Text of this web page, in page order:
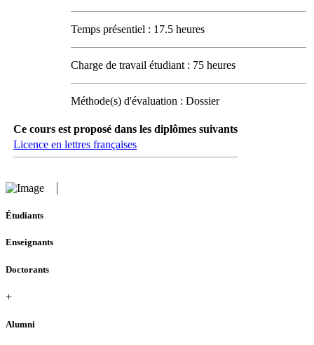
Temps présentiel : 17.5 heures
Charge de travail étudiant : 75 heures
Méthode(s) d'évaluation : Dossier
Ce cours est proposé dans les diplômes suivants
Licence en lettres françaises
Étudiants
Enseignants
Doctorants
+
Alumni